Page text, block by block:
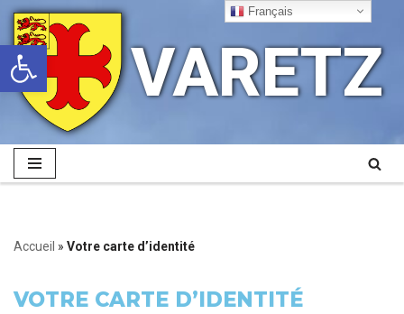
Ouvrir la barre d’outils
Aller
au
contenu
VARETZ
Accueil » Votre carte d’identité
VOTRE CARTE D’IDENTITÉ
Français